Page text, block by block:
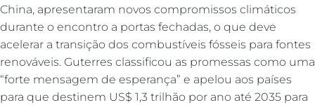
China, apresentaram novos compromissos climáticos
durante o encontro a portas fechadas, o que deve
acelerar a transição dos combustíveis fósseis para fontes
renováveis. Guterres classificou as promessas como uma
“forte mensagem de esperança” e apelou aos países
para que destinem US$ 1,3 trilhão por ano até 2035 para